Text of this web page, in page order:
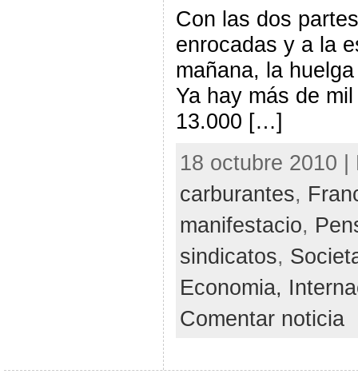
Con las dos
enrocadas y a la
mañana, la
Ya hay más de
13.000 […]
18 octubre 2010 |
carburantes,
manifestacio,
sindicatos,
Economia,
Comentar noticia